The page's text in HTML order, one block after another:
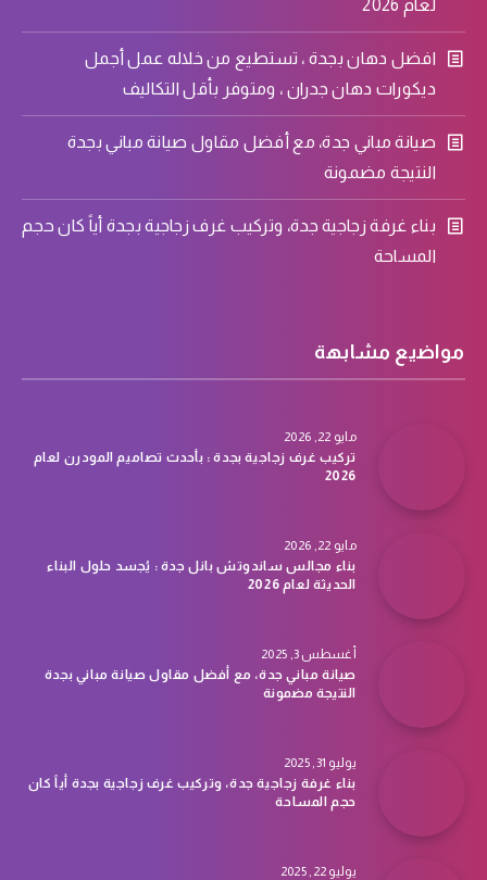
لعام 2026
افضل دهان بجدة ، تستطيع من خلاله عمل أجمل
ديكورات دهان جدران ، ومتوفر بأقل التكاليف
صيانة مباني جدة، مع أفضل مقاول صيانة مباني بجدة
النتيجة مضمونة
بناء غرفة زجاجية جدة، وتركيب غرف زجاجية بجدة أياً كان حجم
المساحة
مواضيع مشابهة
مايو 22, 2026
تركيب غرف زجاجية بجدة : بأحدث تصاميم المودرن لعام
2026
مايو 22, 2026
بناء مجالس ساندوتش بانل جدة : يُجسد حلول البناء
الحديثة لعام 2026
أغسطس 3, 2025
صيانة مباني جدة، مع أفضل مقاول صيانة مباني بجدة
النتيجة مضمونة
يوليو 31, 2025
بناء غرفة زجاجية جدة، وتركيب غرف زجاجية بجدة أياً كان
حجم المساحة
يوليو 22, 2025